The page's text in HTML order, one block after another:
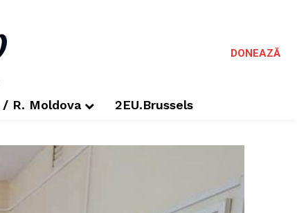
DONEAZĂ
R. Moldova 2EU.Brussels